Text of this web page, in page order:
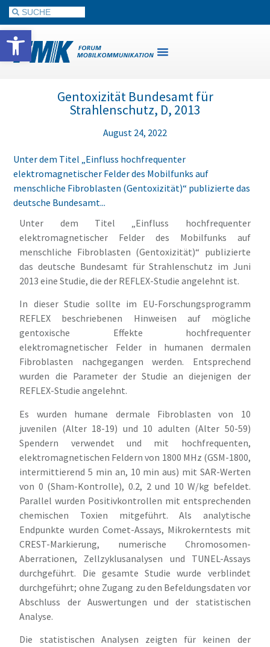
Werkzeugleiste öffnen
Gentoxizität Bundesamt für
Strahlenschutz, D, 2013
August 24, 2022
Unter dem Titel „Einfluss hochfrequenter
elektromagnetischer Felder des Mobilfunks auf
menschliche Fibroblasten (Gentoxizität)“ publizierte das
deutsche Bundesamt...
Unter dem Titel „Einfluss hochfrequenter
elektromagnetischer Felder des Mobilfunks auf
menschliche Fibroblasten (Gentoxizität)“ publizierte
das deutsche Bundesamt für Strahlenschutz im Juni
2013 eine Studie, die der REFLEX-Studie angelehnt ist.
In dieser Studie sollte im EU-Forschungsprogramm
REFLEX beschriebenen Hinweisen auf mögliche
gentoxische Effekte hochfrequenter
elektromagnetischer Felder in humanen dermalen
Fibroblasten nachgegangen werden. Entsprechend
wurden die Parameter der Studie an diejenigen der
REFLEX-Studie angelehnt.
Es wurden humane dermale Fibroblasten von 10
juvenilen (Alter 18-19) und 10 adulten (Alter 50-59)
Spendern verwendet und mit hochfrequenten,
elektromagnetischen Feldern von 1800 MHz (GSM-1800,
intermittierend 5 min an, 10 min aus) mit SAR-Werten
von 0 (Sham-Kontrolle), 0.2, 2 und 10 W/kg befeldet.
Parallel wurden Positivkontrollen mit entsprechenden
chemischen Toxien mitgeführt. Als analytische
Endpunkte wurden Comet-Assays, Mikrokerntests mit
CREST-Markierung, numerische Chromosomen-
Aberrationen, Zellzyklusanalysen und TUNEL-Assays
durchgeführt. Die gesamte Studie wurde verblindet
durchgeführt; ohne Zugang zu den Befeldungsdaten vor
Abschluss der Auswertungen und der statistischen
Analyse.
Die statistischen Analysen zeigten für keinen der